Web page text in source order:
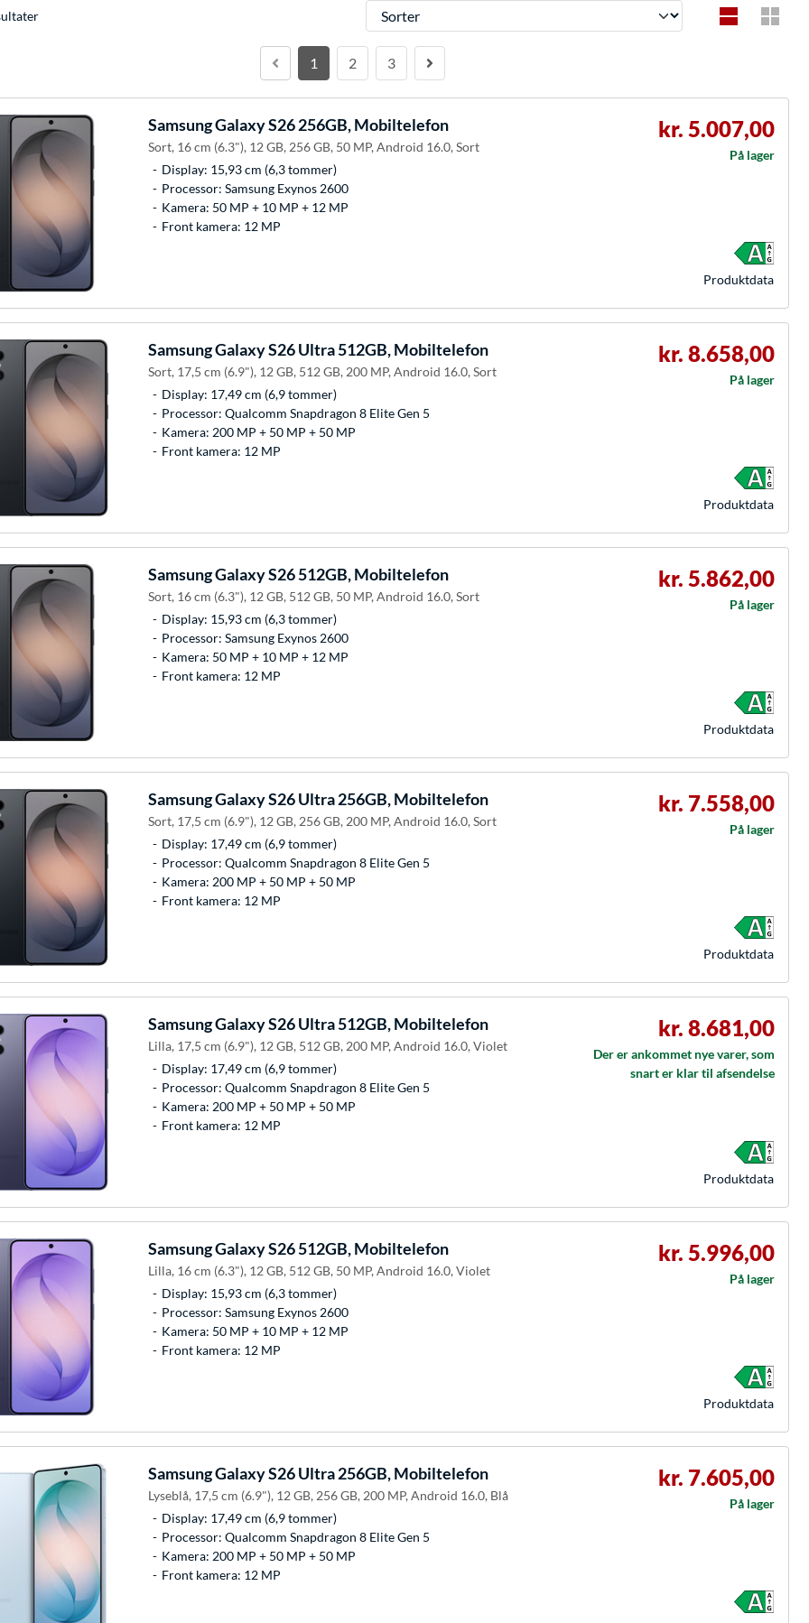
Sorter
1 2 3
SamsungGalaxy S26 256GB, Mobiltelefon
Sort, 16 cm (6.3"), 12 GB, 256 GB, 50 MP, Android 16.0, Sort
Display: 15,93 cm (6,3 tommer)
Processor: Samsung Exynos 2600
Kamera: 50 MP + 10 MP + 12 MP
Front kamera: 12 MP
kr. 5.007,00
På lager
Produkt­data
SamsungGalaxy S26 Ultra 512GB, Mobiltelefon
Sort, 17,5 cm (6.9"), 12 GB, 512 GB, 200 MP, Android 16.0, Sort
Display: 17,49 cm (6,9 tommer)
Processor: Qualcomm Snapdragon 8 Elite Gen 5
Kamera: 200 MP + 50 MP + 50 MP
Front kamera: 12 MP
kr. 8.658,00
På lager
Produkt­data
SamsungGalaxy S26 512GB, Mobiltelefon
Sort, 16 cm (6.3"), 12 GB, 512 GB, 50 MP, Android 16.0, Sort
Display: 15,93 cm (6,3 tommer)
Processor: Samsung Exynos 2600
Kamera: 50 MP + 10 MP + 12 MP
Front kamera: 12 MP
kr. 5.862,00
På lager
Produkt­data
SamsungGalaxy S26 Ultra 256GB, Mobiltelefon
Sort, 17,5 cm (6.9"), 12 GB, 256 GB, 200 MP, Android 16.0, Sort
Display: 17,49 cm (6,9 tommer)
Processor: Qualcomm Snapdragon 8 Elite Gen 5
Kamera: 200 MP + 50 MP + 50 MP
Front kamera: 12 MP
kr. 7.558,00
På lager
Produkt­data
SamsungGalaxy S26 Ultra 512GB, Mobiltelefon
Lilla, 17,5 cm (6.9"), 12 GB, 512 GB, 200 MP, Android 16.0, Violet
Display: 17,49 cm (6,9 tommer)
Processor: Qualcomm Snapdragon 8 Elite Gen 5
Kamera: 200 MP + 50 MP + 50 MP
Front kamera: 12 MP
kr. 8.681,00
Der er ankommet nye varer, som
snart er klar til afsendelse
Produkt­data
SamsungGalaxy S26 512GB, Mobiltelefon
Lilla, 16 cm (6.3"), 12 GB, 512 GB, 50 MP, Android 16.0, Violet
Display: 15,93 cm (6,3 tommer)
Processor: Samsung Exynos 2600
Kamera: 50 MP + 10 MP + 12 MP
Front kamera: 12 MP
kr. 5.996,00
På lager
Produkt­data
SamsungGalaxy S26 Ultra 256GB, Mobiltelefon
Lyseblå, 17,5 cm (6.9"), 12 GB, 256 GB, 200 MP, Android 16.0, Blå
Display: 17,49 cm (6,9 tommer)
Processor: Qualcomm Snapdragon 8 Elite Gen 5
Kamera: 200 MP + 50 MP + 50 MP
Front kamera: 12 MP
kr. 7.605,00
På lager